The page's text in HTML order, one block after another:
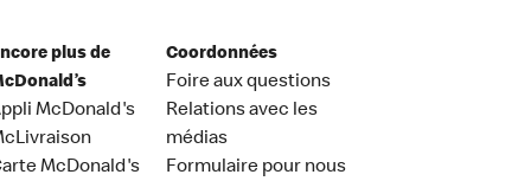
plus de
McDonald's
McDonald's
Coordonnées
Foire aux questions
Relations avec les
médias
Formulaire pour nous